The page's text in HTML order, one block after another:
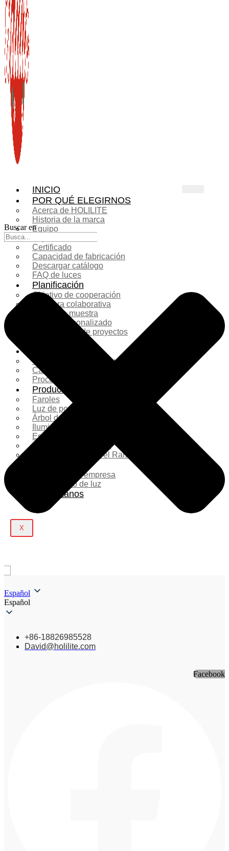
INICIO
POR QUÉ ELEGIRNOS
Acerca de HOLILITE
Historia de la marca
Equipo
Certificado
Capacidad de fabricación
Descargar catálogo
FAQ de luces
Planificación
Objetivo de cooperación
Lámpara colaborativa
Casos de muestra
Diseño personalizado
Planificación de proyectos
Comparación de productos
Caso de filmación real
Proceso de producción
Productos
Faroles
Luz de poste
Árbol de Navidad
Iluminación navideña
Escultura de fibra de vidrio
Decoración comercial
Decoraciones para el Ramadán
Noticias de la empresa
Espectáculo de luz
Contáctanos
X
Buscar en
Español
Español
+86-18826985528
David@holilite.com
Facebook